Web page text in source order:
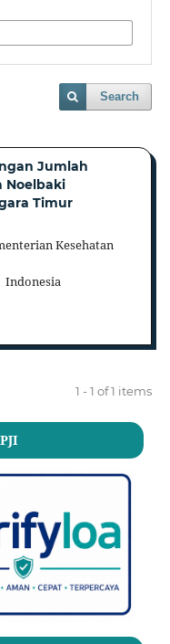
Search
Jumlah
Noelbaki
Timur
Kesehatan
Indonesia
1 - 1 of 1 items